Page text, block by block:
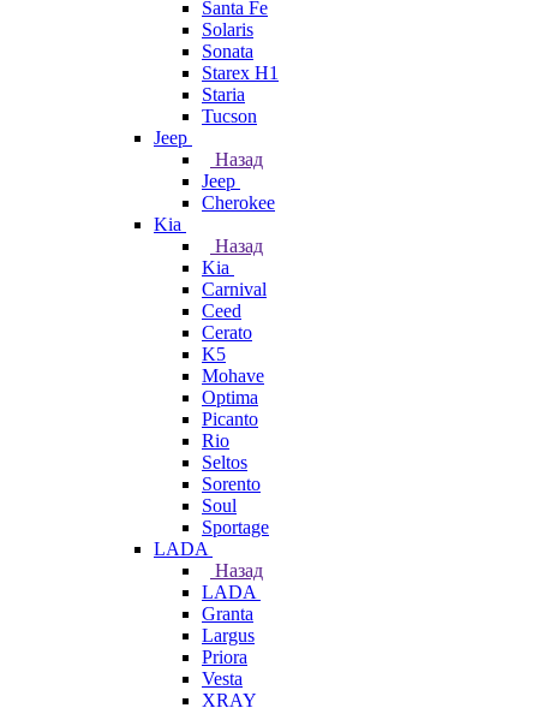
Santa Fe
Solaris
Sonata
Starex H1
Staria
Tucson
Jeep
Назад
Jeep
Cherokee
Kia
Назад
Kia
Carnival
Ceed
Cerato
K5
Mohave
Optima
Picanto
Rio
Seltos
Sorento
Soul
Sportage
LADA
Назад
LADA
Granta
Largus
Priora
Vesta
XRAY